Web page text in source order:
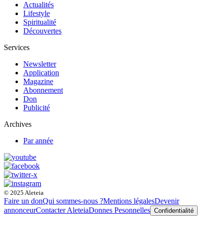
Actualités
Lifestyle
Spiritualité
Découvertes
Services
Newsletter
Application
Magazine
Abonnement
Don
Publicité
Archives
Par année
© 2025 Aleteia
Faire un donQui sommes-nous ?Mentions légalesDevenir
annonceurContacter AleteiaDonnes Pesonnelles Confidentialité